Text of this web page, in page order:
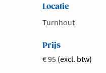
Locatie
Turnhout
Prijs
€ 95 (excl. btw)